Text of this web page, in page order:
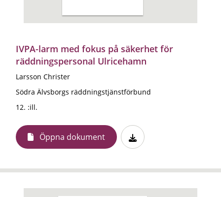
IVPA-larm med fokus på säkerhet för
räddningspersonal Ulricehamn
Larsson Christer
Södra Älvsborgs räddningstjänstförbund
12. :ill.
Öppna dokument